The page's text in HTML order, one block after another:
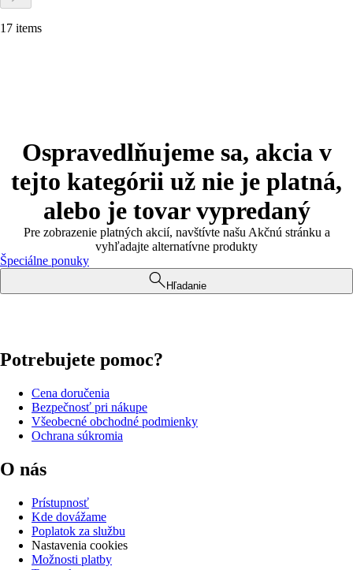
17 items
Ospravedlňujeme sa, akcia v
tejto kategórii už nie je platná,
alebo je tovar vypredaný
Pre zobrazenie platných akcií, navštívte našu Akčnú stránku a
vyhľadajte alternatívne produkty
Špeciálne ponuky
Hľadanie
Potrebujete pomoc?
Cena doručenia
Bezpečnosť pri nákupe
Všeobecné obchodné podmienky
Ochrana súkromia
O nás
Prístupnosť
Kde dovážame
Poplatok za službu
Nastavenia cookies
Možnosti platby